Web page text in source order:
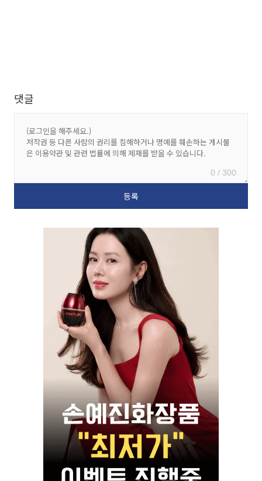
댓글
0 / 300